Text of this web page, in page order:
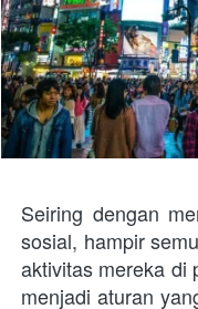
Seiring dengan
sosial, hampir
aktivitas mereka di
menjadi aturan